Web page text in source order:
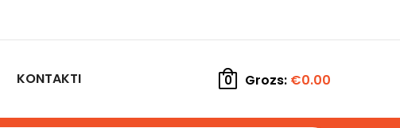
KONTAKTI 0 Grozs: €0.00